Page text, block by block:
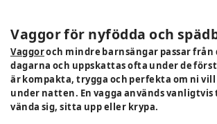
Vaggor för nyfödda och
Vaggoroch mindre barnsängar passar från
dagarna och uppskattas ofta under de
är kompakta, trygga och perfekta om ni
under natten. En vagga används
vända sig, sitta upp eller krypa.